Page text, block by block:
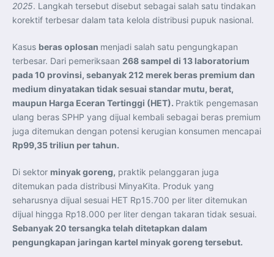
2025. Langkah tersebut disebut sebagai salah satu tindakan
korektif terbesar dalam tata kelola distribusi pupuk nasional.
Kasus beras oplosan menjadi salah satu pengungkapan
terbesar. Dari pemeriksaan 268 sampel di 13 laboratorium
pada 10 provinsi, sebanyak 212 merek beras premium dan
medium dinyatakan tidak sesuai standar mutu, berat,
maupun Harga Eceran Tertinggi (HET). Praktik pengemasan
ulang beras SPHP yang dijual kembali sebagai beras premium
juga ditemukan dengan potensi kerugian konsumen mencapai
Rp99,35 triliun per tahun.
Di sektor minyak goreng, praktik pelanggaran juga
ditemukan pada distribusi MinyaKita. Produk yang
seharusnya dijual sesuai HET Rp15.700 per liter ditemukan
dijual hingga Rp18.000 per liter dengan takaran tidak sesuai.
Sebanyak 20 tersangka telah ditetapkan dalam
pengungkapan jaringan kartel minyak goreng tersebut.